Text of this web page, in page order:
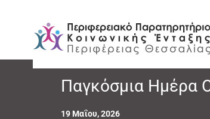
Παγκόσμια Ημέρα
19 Μαΐου, 2026